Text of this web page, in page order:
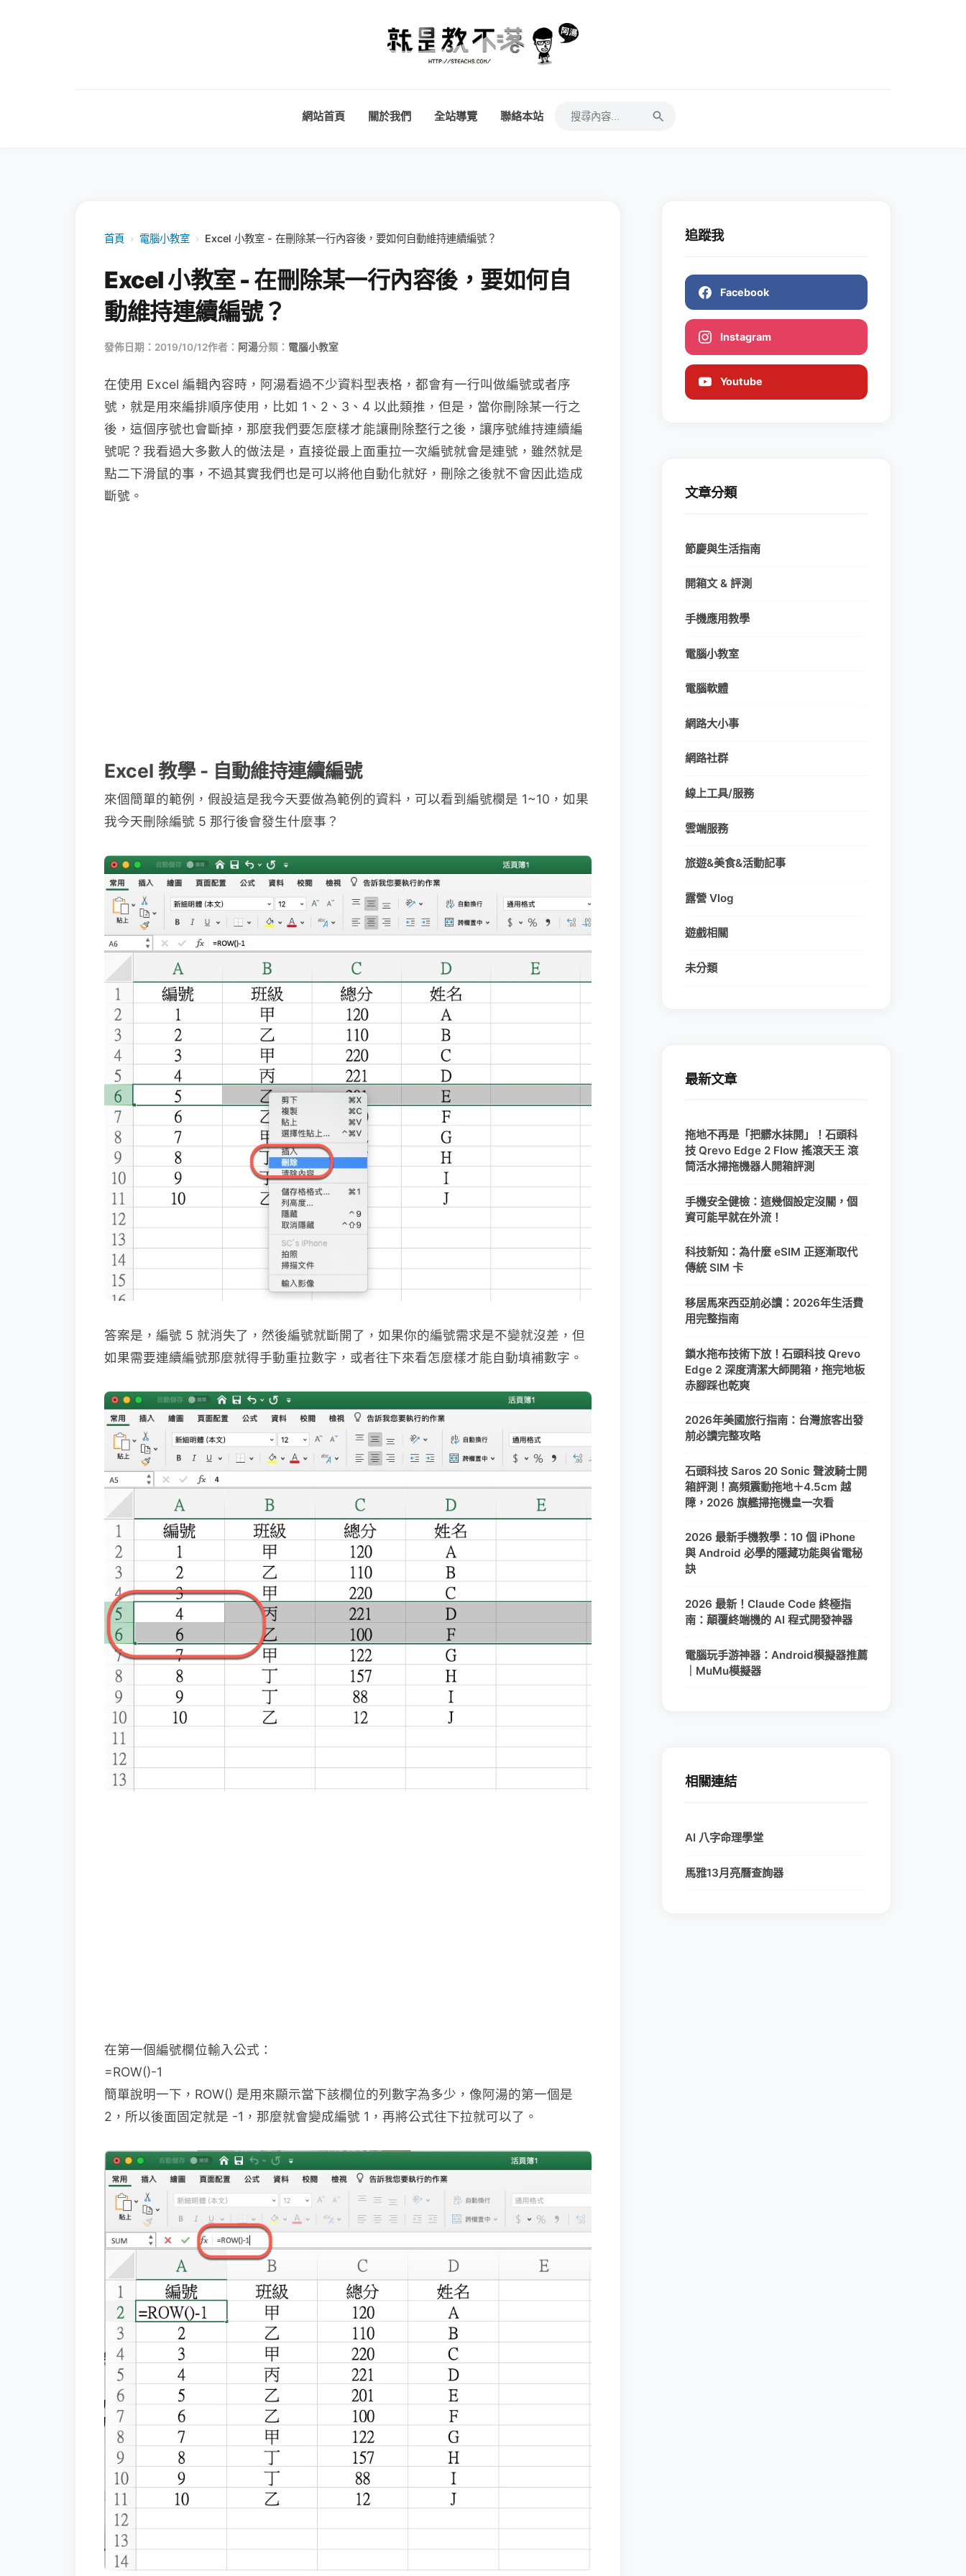
網站首頁 關於我們 全站導覽 聯絡本站
首頁 › 電腦小教室 › Excel 小教室 - 在刪除某一行內容後，要如何自動維持連續編號？
Excel 小教室 - 在刪除某一行內容後，要如何自
動維持連續編號？
發佈日期：2019/10/12作者： 阿湯分類： 電腦小教室
在使用 Excel 編輯內容時，阿湯看過不少資料型表格，都會有一行叫做編號或者序
號，就是用來編排順序使用，比如 1、2、3、4 以此類推，但是，當你刪除某一行之
後，這個序號也會斷掉，那麼我們要怎麼樣才能讓刪除整行之後，讓序號維持連續編
號呢？我看過大多數人的做法是，直接從最上面重拉一次編號就會是連號，雖然就是
點二下滑鼠的事，不過其實我們也是可以將他自動化就好，刪除之後就不會因此造成
斷號。
Excel 教學 - 自動維持連續編號
來個簡單的範例，假設這是我今天要做為範例的資料，可以看到編號欄是 1~10，如果
我今天刪除編號 5 那行後會發生什麼事？
答案是，編號 5 就消失了，然後編號就斷開了，如果你的編號需求是不變就沒差，但
如果需要連續編號那麼就得手動重拉數字，或者往下來看怎麼樣才能自動填補數字。
在第一個編號欄位輸入公式：
=ROW()-1
簡單說明一下，ROW() 是用來顯示當下該欄位的列數字為多少，像阿湯的第一個是
2，所以後面固定就是 -1，那麼就會變成編號 1，再將公式往下拉就可以了。
追蹤我
Facebook
Instagram
Youtube
文章分類
節慶與生活指南
開箱文 & 評測
手機應用教學
電腦小教室
電腦軟體
網路大小事
網路社群
線上工具/服務
雲端服務
旅遊&美食&活動記事
露營 Vlog
遊戲相關
未分類
最新文章
拖地不再是「把髒水抹開」！石頭科
技 Qrevo Edge 2 Flow 搖滾天王 滾
筒活水掃拖機器人開箱評測
手機安全健檢：這幾個設定沒關，個
資可能早就在外流！
科技新知：為什麼 eSIM 正逐漸取代
傳統 SIM 卡
移居馬來西亞前必讀：2026年生活費
用完整指南
鎖水拖布技術下放！石頭科技 Qrevo
Edge 2 深度清潔大師開箱，拖完地板
赤腳踩也乾爽
2026年美國旅行指南：台灣旅客出發
前必讀完整攻略
石頭科技 Saros 20 Sonic 聲波騎士開
箱評測！高頻震動拖地＋4.5cm 越
障，2026 旗艦掃拖機皇一次看
2026 最新手機教學：10 個 iPhone
與 Android 必學的隱藏功能與省電秘
訣
2026 最新！Claude Code 終極指
南：顛覆終端機的 AI 程式開發神器
電腦玩手游神器：Android模擬器推薦
｜MuMu模擬器
相關連結
AI 八字命理學堂
馬雅13月亮曆查詢器